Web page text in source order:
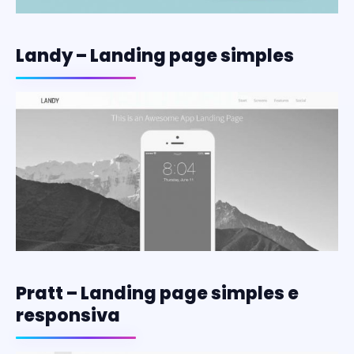
Landy – Landing page simples
Pratt – Landing page simples e
responsiva